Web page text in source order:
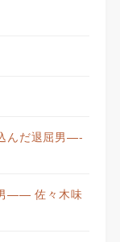
んだ退屈男—-
—— 佐々木味